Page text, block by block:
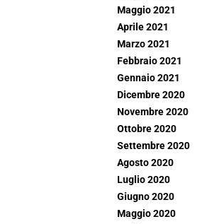
Maggio 2021
Aprile 2021
Marzo 2021
Febbraio 2021
Gennaio 2021
Dicembre 2020
Novembre 2020
Ottobre 2020
Settembre 2020
Agosto 2020
Luglio 2020
Giugno 2020
Maggio 2020